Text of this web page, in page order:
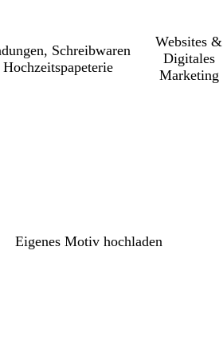
Schreib­wa­ren
Websites &
Digitales
Marketing
Eigenes Motiv hochladen